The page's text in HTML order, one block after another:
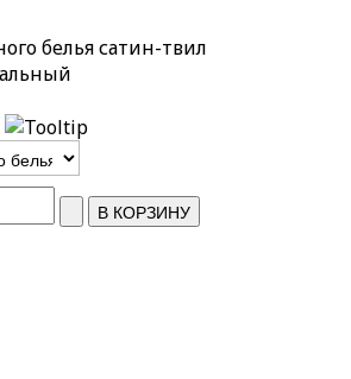
белья сатин-твил